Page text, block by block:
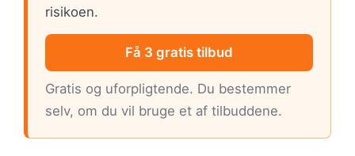
risikoen.
Få 3 gratis tilbud
Gratis og uforpligtende. Du bestemmer
selv, om du vil bruge et af tilbuddene.